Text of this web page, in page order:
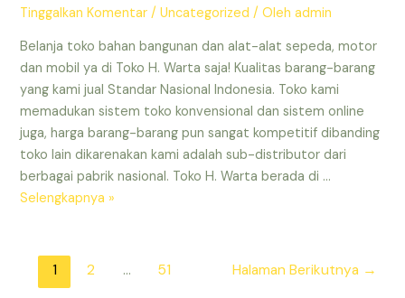
Jatibarang
Indramayu
–
Toko
Bangunan
yang
Masih
Buka
Tinggalkan Komentar /Uncategorized / Olehadmin
Belanja toko bahan bangunan dan alat-alat sepeda, motor
dan mobil ya di Toko H. Warta saja! Kualitas barang-barang
yang kami jual Standar Nasional Indonesia. Toko kami
memadukan sistem toko konvensional dan sistem online
juga, harga barang-barang pun sangat kompetitif dibanding
toko lain dikarenakan kami adalah sub-distributor dari
berbagai pabrik nasional. Toko H. Warta berada di …
Toko
yang
Masih
Selengkapnya »
Paginasi1 2 … 51 Halaman Berikutnya →